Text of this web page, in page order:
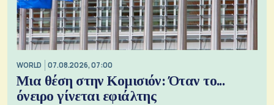
WORLD 07.08.2026, 07:00
Μια θέση στην Κομισιόν: Όταν το...
όνειρο γίνεται εφιάλτης